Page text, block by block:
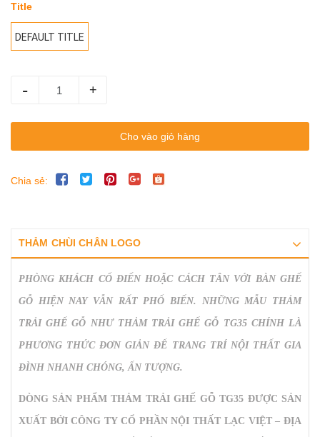
Title
DEFAULT TITLE
- +
Cho vào giỏ hàng
Chia sẻ:
THẢM CHÙI CHÂN LOGO
PHÒNG KHÁCH CỔ ĐIỂN HOẶC CÁCH TÂN VỚI BÀN GHẾ
GỖ HIỆN NAY VẪN RẤT PHỔ BIẾN. NHỮNG MẪU THẢM
TRẢI GHẾ GỖ NHƯ THẢM TRẢI GHẾ GỖ TG35 CHÍNH LÀ
PHƯƠNG THỨC ĐƠN GIẢN ĐỂ TRANG TRÍ NỘI THẤT GIA
ĐÌNH NHANH CHÓNG, ẤN TƯỢNG.
DÒNG SẢN PHẨM THẢM TRẢI GHẾ GỖ TG35 ĐƯỢC SẢN
XUẤT BỞI CÔNG TY CỔ PHẦN NỘI THẤT LẠC VIỆT – ĐỊA